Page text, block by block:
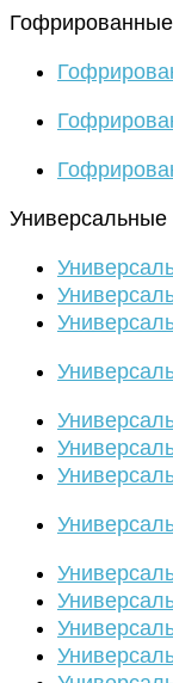
Гофрированные
Универсальные